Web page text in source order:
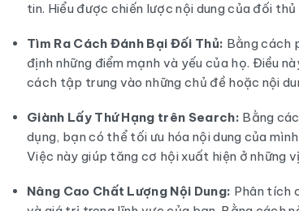
tin. Hiểu được chiến lược nội dung của đối
Tìm Ra Cách Đánh Bại Đối Thủ: Bằng cách
định những điểm mạnh và yếu của họ. Điều
cách tập trung vào những chủ đề hoặc nội
Giành Lấy Thứ Hạng trên Search: Bằng
dụng, bạn có thể tối ưu hóa nội dung của
Việc này giúp tăng cơ hội xuất hiện ở những
Nâng Cao Chất Lượng Nội Dung: Phân tích